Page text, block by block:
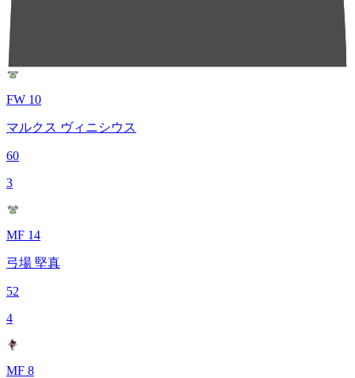
63
2
FW 10
マルクス ヴィニシウス
60
3
MF 14
弓場 堅真
52
4
MF 8